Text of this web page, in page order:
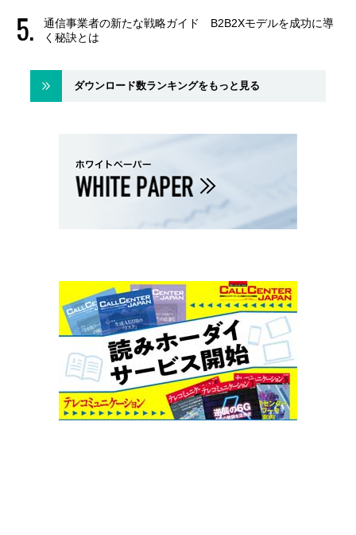
通信事業者の新たな戦略ガイド B2B2Xモデルを成功に導
く秘訣とは
ダウンロード数ランキングをもっと見る